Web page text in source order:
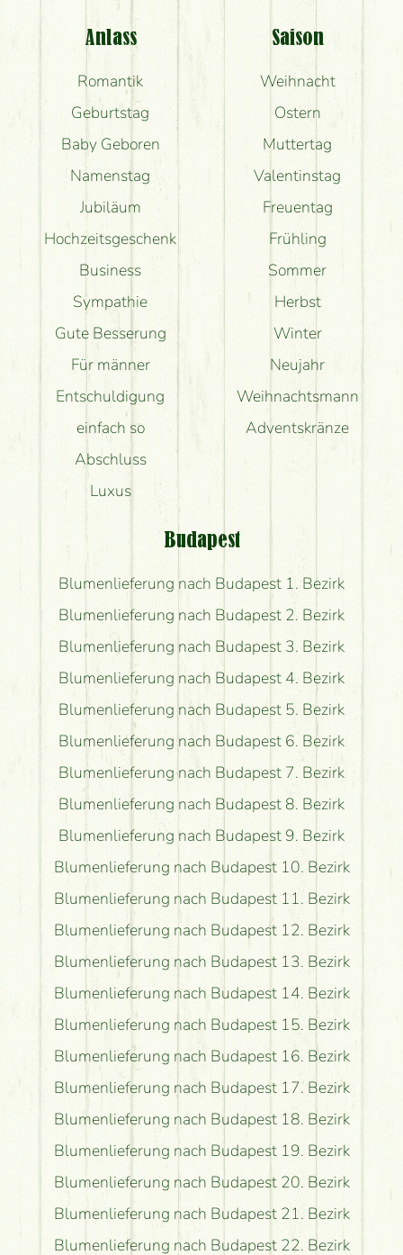
Anlass
Romantik
Geburtstag
Baby Geboren
Namenstag
Jubiläum
Hochzeitsgeschenk
Business
Sympathie
Gute Besserung
Für männer
Entschuldigung
einfach so
Abschluss
Luxus
Saison
Weihnacht
Ostern
Muttertag
Valentinstag
Freuentag
Frühling
Sommer
Herbst
Winter
Neujahr
Weihnachtsmann
Adventskränze
Budapest
Blumenlieferung nach Budapest 1. Bezirk
Blumenlieferung nach Budapest 2. Bezirk
Blumenlieferung nach Budapest 3. Bezirk
Blumenlieferung nach Budapest 4. Bezirk
Blumenlieferung nach Budapest 5. Bezirk
Blumenlieferung nach Budapest 6. Bezirk
Blumenlieferung nach Budapest 7. Bezirk
Blumenlieferung nach Budapest 8. Bezirk
Blumenlieferung nach Budapest 9. Bezirk
Blumenlieferung nach Budapest 10. Bezirk
Blumenlieferung nach Budapest 11. Bezirk
Blumenlieferung nach Budapest 12. Bezirk
Blumenlieferung nach Budapest 13. Bezirk
Blumenlieferung nach Budapest 14. Bezirk
Blumenlieferung nach Budapest 15. Bezirk
Blumenlieferung nach Budapest 16. Bezirk
Blumenlieferung nach Budapest 17. Bezirk
Blumenlieferung nach Budapest 18. Bezirk
Blumenlieferung nach Budapest 19. Bezirk
Blumenlieferung nach Budapest 20. Bezirk
Blumenlieferung nach Budapest 21. Bezirk
Blumenlieferung nach Budapest 22. Bezirk